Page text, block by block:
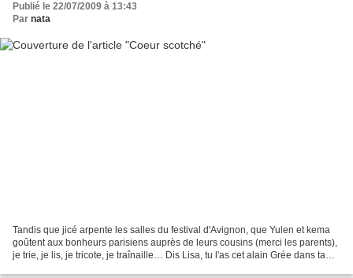
Publié le 22/07/2009 à 13:43
Par nata
Tandis que jicé arpente les salles du festival d'Avignon, que Yulen et kema
goûtent aux bonheurs parisiens auprès de leurs cousins (merci les parents),
je trie, je lis, je tricote, je traînaille… Dis Lisa, tu l'as cet alain Grée dans ta